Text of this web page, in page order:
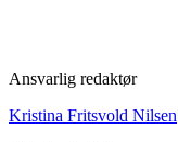
Ansvarlig redaktør
Kristina Fritsvold Nilsen